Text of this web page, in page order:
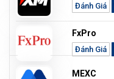
Đánh Giá
FxPro
Đánh Giá
MEXC